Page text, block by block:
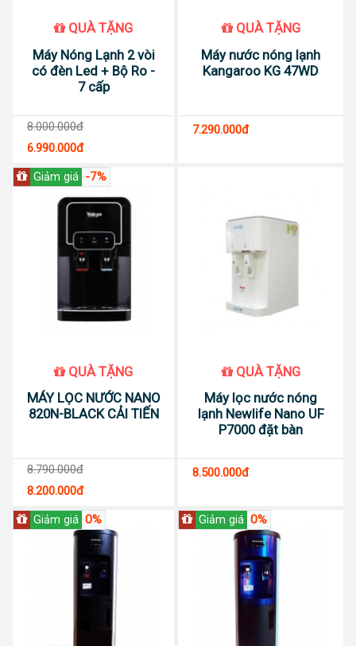
QUÀ TẶNG
Máy Nóng Lạnh 2 vòi
có đèn Led + Bộ Ro -
7 cấp
6.990.000đ
8.000.000đ
QUÀ TẶNG
Máy nước nóng lạnh
Kangaroo KG 47WD
7.290.000đ
Giảm giá -7%
QUÀ TẶNG
MÁY LỌC NƯỚC NANO
820N-BLACK CẢI TIẾN
8.200.000đ
8.790.000đ
QUÀ TẶNG
Máy lọc nước nóng
lạnh Newlife Nano UF
P7000 đặt bàn
8.500.000đ
Giảm giá 0% Giảm giá 0%